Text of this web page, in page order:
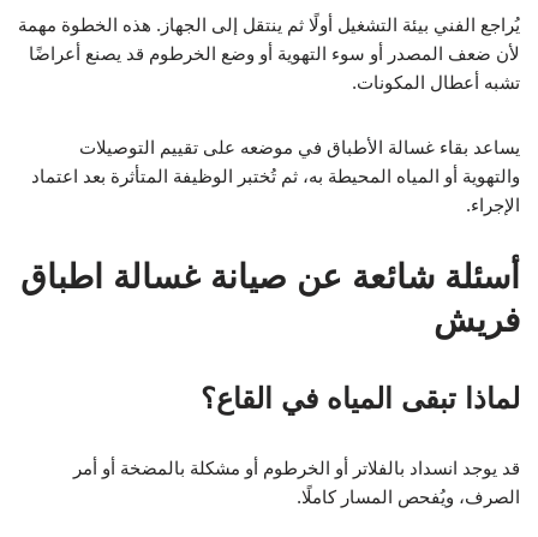
يُراجع الفني بيئة التشغيل أولًا ثم ينتقل إلى الجهاز. هذه الخطوة مهمة
لأن ضعف المصدر أو سوء التهوية أو وضع الخرطوم قد يصنع أعراضًا
تشبه أعطال المكونات.
يساعد بقاء غسالة الأطباق في موضعه على تقييم التوصيلات
والتهوية أو المياه المحيطة به، ثم تُختبر الوظيفة المتأثرة بعد اعتماد
الإجراء.
أسئلة شائعة عن صيانة غسالة اطباق
فريش
لماذا تبقى المياه في القاع؟
قد يوجد انسداد بالفلاتر أو الخرطوم أو مشكلة بالمضخة أو أمر
الصرف، ويُفحص المسار كاملًا.